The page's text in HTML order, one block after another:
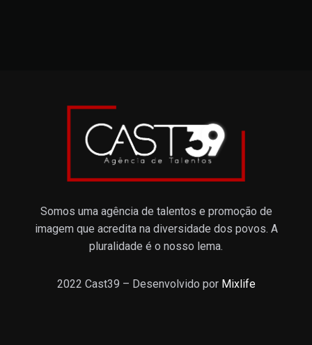
Somos uma agência de talentos e promoção de
imagem que acredita na diversidade dos povos. A
pluralidade é o nosso lema.
2022 Cast39 – Desenvolvido por Mixlife